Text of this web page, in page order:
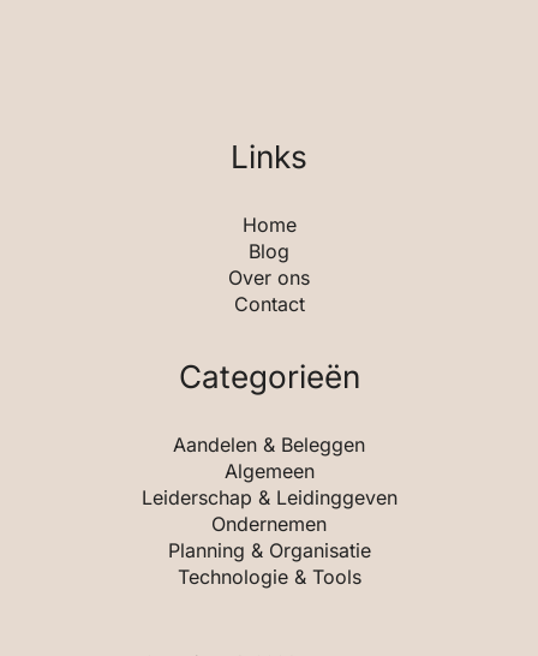
Links
Home
Blog
Over ons
Contact
Categorieën
Aandelen & Beleggen
Algemeen
Leiderschap & Leidinggeven
Ondernemen
Planning & Organisatie
Technologie & Tools